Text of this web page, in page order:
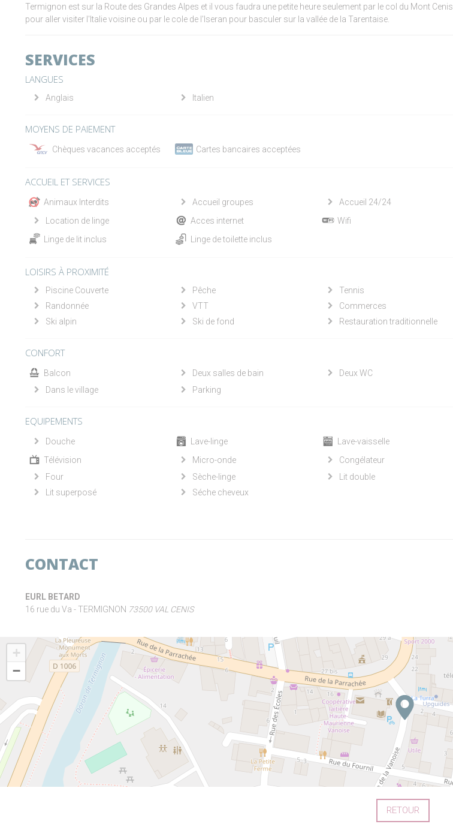
Termignon est sur la Route des Grandes Alpes et il vous faudra une petite heure seulement par le col du Mont Cenis
pour aller visiter l'Italie voisine ou par le cole de l'Iseran pour basculer sur la vallée de la Tarentaise.
SERVICES
LANGUES
Anglais Italien
MOYENS DE PAIEMENT
Chèques vacances acceptés Cartes bancaires acceptées
ACCUEIL ET SERVICES
Animaux Interdits Accueil groupes
Accueil 24/24
Location de linge
Acces internet
Wifi
Linge de lit inclus
Linge de toilette inclus
LOISIRS À PROXIMITÉ
Piscine Couverte Pêche
Tennis
Randonnée
VTT
Commerces
Ski alpin
Ski de fond Restauration traditionnelle
CONFORT
Balcon Deux salles de bain
Deux WC
Dans le village
Parking
EQUIPEMENTS
Douche Lave-linge
Lave-vaisselle
Télévision
Micro-onde
Congélateur
Four
Sèche-linge
Lit double
Lit superposé
Séche cheveux
CONTACT
EURL BETARD
16 rue du Va - TERMIGNON 73500 VAL CENIS
+
−
RETOUR